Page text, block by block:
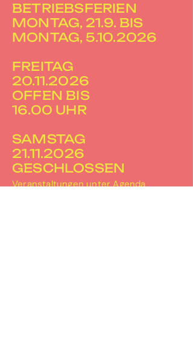
BETRIEBSFERIEN
MONTAG, 21.9. BIS
MONTAG, 5.10.2026
FREITAG
20.11.2026
OFFEN BIS
16.00 UHR
SAMSTAG
21.11.2026
GESCHLOSSEN
Veranstaltungen unterAgenda